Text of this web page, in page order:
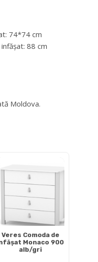
74*74 cm
88 cm
Moldova.
Veres Comoda de
Monaco 900
alb/gri